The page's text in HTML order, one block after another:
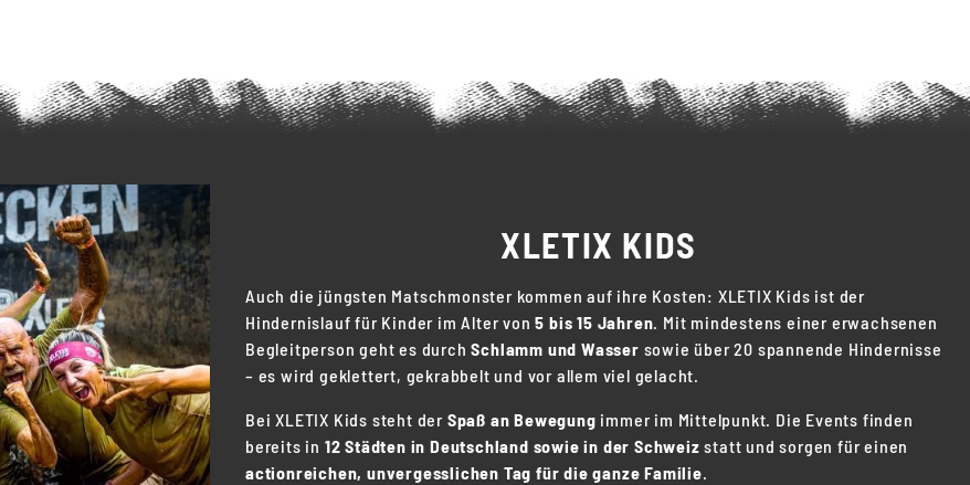
XLETIX KIDS
Auch die jüngsten Matschmonster kommen auf ihre Kosten: XLETIX Kids ist der
Hindernislauf für Kinder im Alter von5 bis 15 Jahren. Mit mindestens einer erwachsenen
Begleitperson geht es durchSchlamm und Wasser sowie über 20 spannende Hindernisse
– es wird geklettert, gekrabbelt und vor allem viel gelacht.
Bei XLETIX Kids steht der Spaß an Bewegung immer im Mittelpunkt. Die Events finden
bereits in 12 Städten in Deutschland sowie in der Schweiz statt und sorgen für einen
actionreichen, unvergesslichen Tag für die ganze Familie.